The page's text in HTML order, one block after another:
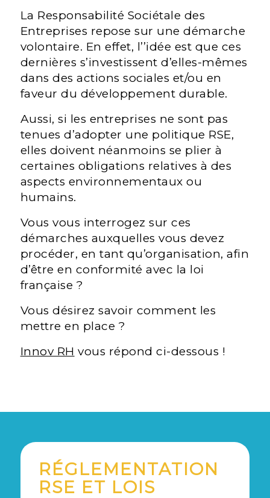
La Responsabilité Sociétale des
Entreprises repose sur une démarche
volontaire. En effet, l’’idée est que ces
dernières s’investissent d’elles-mêmes
dans des actions sociales et/ou en
faveur du développement durable.
Aussi, si les entreprises ne sont pas
tenues d’adopter une politique RSE,
elles doivent néanmoins se plier à
certaines obligations relatives à des
aspects environnementaux ou
humains.
Vous vous interrogez sur ces
démarches auxquelles vous devez
procéder, en tant qu’organisation, afin
d’être en conformité avec la loi
française ?
Vous désirez savoir comment les
mettre en place ?
Innov RH vous répond ci-dessous !
RÉGLEMENTATION
RSE ET LOIS